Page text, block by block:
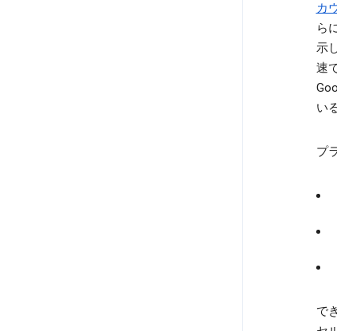
カ
ら
示
速
い
プ
で